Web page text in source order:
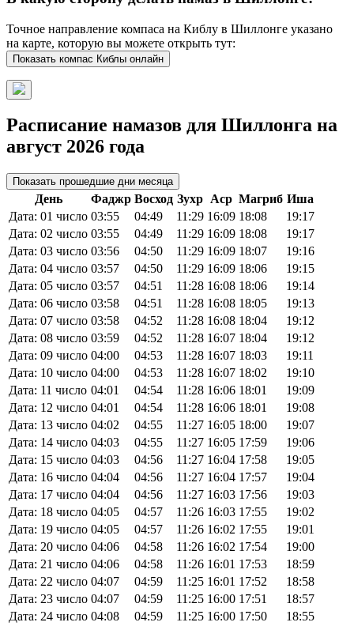
Точное направление компаса на Киблу в Шиллонге указано
на карте, которую вы можете открыть тут:
Показать компас Киблы онлайн
Расписание намазов для Шиллонга на
август 2026 года
Показать прошедшие дни месяца
День Фаджр Восход Зухр Аср Магриб Иша
Дата: 01 число 03:55 04:49 11:29 16:09 18:08
19:17
Дата: 02 число 03:55 04:49 11:29 16:09 18:08
19:17
Дата: 03 число 03:56 04:50 11:29 16:09 18:07
19:16
Дата: 04 число 03:57 04:50 11:29 16:09 18:06
19:15
Дата: 05 число 03:57 04:51 11:28 16:08 18:06
19:14
Дата: 06 число 03:58 04:51 11:28 16:08 18:05
19:13
Дата: 07 число 03:58 04:52 11:28 16:08 18:04
19:12
Дата: 08 число 03:59 04:52 11:28 16:07 18:04
19:12
Дата: 09 число 04:00 04:53 11:28 16:07 18:03
19:11
Дата: 10 число 04:00 04:53 11:28 16:07 18:02
19:10
Дата: 11 число 04:01 04:54 11:28 16:06 18:01
19:09
Дата: 12 число 04:01 04:54 11:28 16:06 18:01
19:08
Дата: 13 число 04:02 04:55 11:27 16:05 18:00
19:07
Дата: 14 число 04:03 04:55 11:27 16:05 17:59
19:06
Дата: 15 число 04:03 04:56 11:27 16:04 17:58
19:05
Дата: 16 число 04:04 04:56 11:27 16:04 17:57
19:04
Дата: 17 число 04:04 04:56 11:27 16:03 17:56
19:03
Дата: 18 число 04:05 04:57 11:26 16:03 17:55
19:02
Дата: 19 число 04:05 04:57 11:26 16:02 17:55
19:01
Дата: 20 число 04:06 04:58 11:26 16:02 17:54
19:00
Дата: 21 число 04:06 04:58 11:26 16:01 17:53
18:59
Дата: 22 число 04:07 04:59 11:25 16:01 17:52
18:58
Дата: 23 число 04:07 04:59 11:25 16:00 17:51
18:57
Дата: 24 число 04:08 04:59 11:25 16:00 17:50
18:55